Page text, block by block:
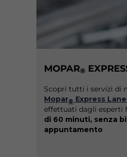
MOPAR®
Scopri tutti i servizi di
Mopar® Express Lane
effettuati dagli esperti
di 60 minuti, senza
appuntamento